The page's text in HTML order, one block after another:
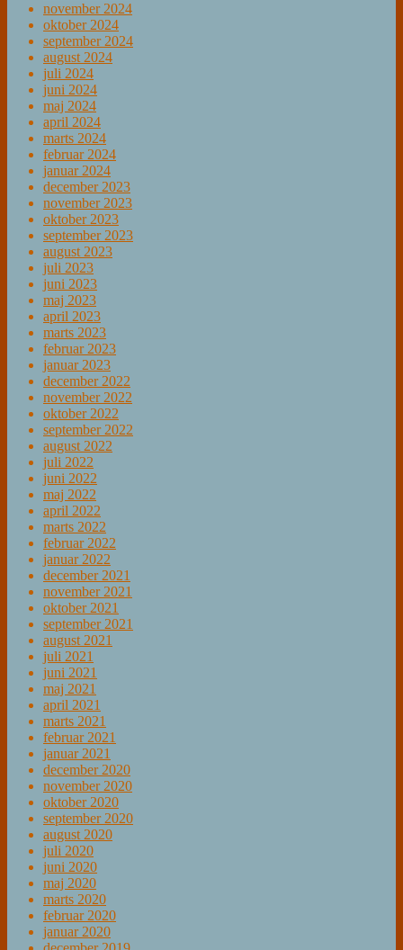
november 2024
oktober 2024
september 2024
august 2024
juli 2024
juni 2024
maj 2024
april 2024
marts 2024
februar 2024
januar 2024
december 2023
november 2023
oktober 2023
september 2023
august 2023
juli 2023
juni 2023
maj 2023
april 2023
marts 2023
februar 2023
januar 2023
december 2022
november 2022
oktober 2022
september 2022
august 2022
juli 2022
juni 2022
maj 2022
april 2022
marts 2022
februar 2022
januar 2022
december 2021
november 2021
oktober 2021
september 2021
august 2021
juli 2021
juni 2021
maj 2021
april 2021
marts 2021
februar 2021
januar 2021
december 2020
november 2020
oktober 2020
september 2020
august 2020
juli 2020
juni 2020
maj 2020
marts 2020
februar 2020
januar 2020